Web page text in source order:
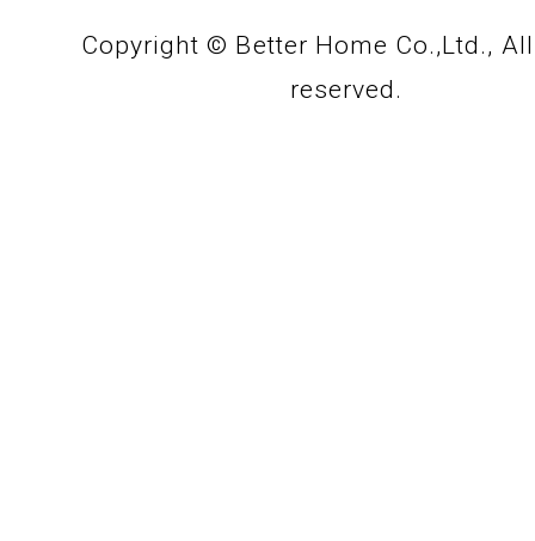
Copyright © Better Home Co.,Ltd.,
reserved.